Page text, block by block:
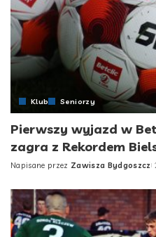
Klub Seniorzy
Pierwszy wyjazd w
zagra z Rekordem
Posted
Napisane przez Zawisza Bydgoszcz